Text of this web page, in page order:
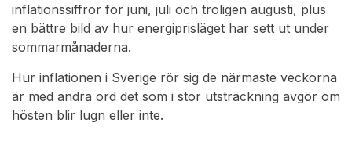
inflationssiffror för juni, juli och troligen augusti, plus
en bättre bild av hur energiprisläget har sett ut under
sommarmånaderna.
Hur inflationen i Sverige rör sig de närmaste veckorna
är med andra ord det som i stor utsträckning avgör om
hösten blir lugn eller inte.